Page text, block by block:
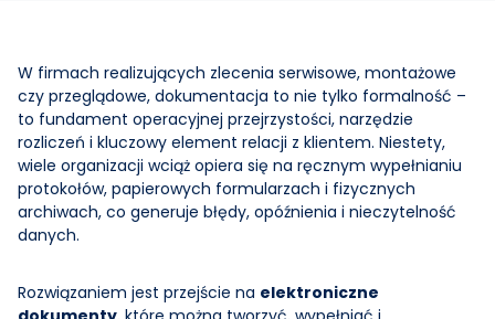
Protokoły serwisowe
Kody QR NOWE
Wszystkie funkcje
Skanujesz kod na urządzeniu i widzisz całą historię serwisu
- bez grzebania w papierach.
POZOSTAŁE
Usługi mobilne
Dźwigi, bramy, okna i drzwi
Serwisy biuro i dom
Case Studies
Blog
Baza wiedzy
AUTOMATYZACJA · FINANSE
Automatyczne generowanie szkiców faktur i brak ręcznego
przepisywania
Program B2B
NAJPROSTSZY ZAROBEK
200 PLN za rozmowę - bez sprzedaży
Umawiasz nas na call z osobą decyzyjną z firmy
instalacyjnej lub serwisowej, my zajmujemy się resztą.
W firmach realizujących zlecenia serwisowe, montażowe
czy przeglądowe, dokumentacja to nie tylko formalność –
to fundament operacyjnej przejrzystości, narzędzie
rozliczeń i kluczowy element relacji z klientem. Niestety,
wiele organizacji wciąż opiera się na ręcznym wypełnianiu
protokołów, papierowych formularzach i fizycznych
archiwach, co generuje błędy, opóźnienia i nieczytelność
danych.
Rozwiązaniem jest przejście na elektroniczne